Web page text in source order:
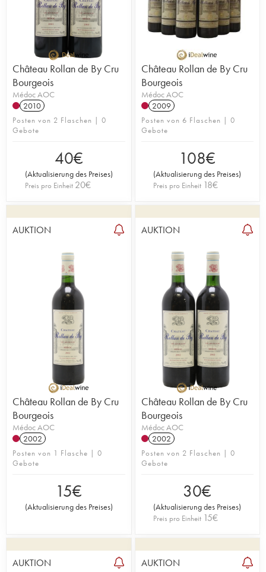
Château Rollan de By Cru
Bourgeois
Médoc AOC
2010
Posten von 2 Flaschen | 0
Gebote
40€
(Aktualisierung des Preises)
Preis pro Einheit 20€
Château Rollan de By Cru
Bourgeois
Médoc AOC
2009
Posten von 6 Flaschen | 0
Gebote
108€
(Aktualisierung des Preises)
Preis pro Einheit 18€
AUKTION
Château Rollan de By Cru
Bourgeois
Médoc AOC
2002
Posten von 1 Flasche | 0
Gebote
15€
(Aktualisierung des Preises)
AUKTION
Château Rollan de By Cru
Bourgeois
Médoc AOC
2002
Posten von 2 Flaschen | 0
Gebote
30€
(Aktualisierung des Preises)
Preis pro Einheit 15€
AUKTION AUKTION